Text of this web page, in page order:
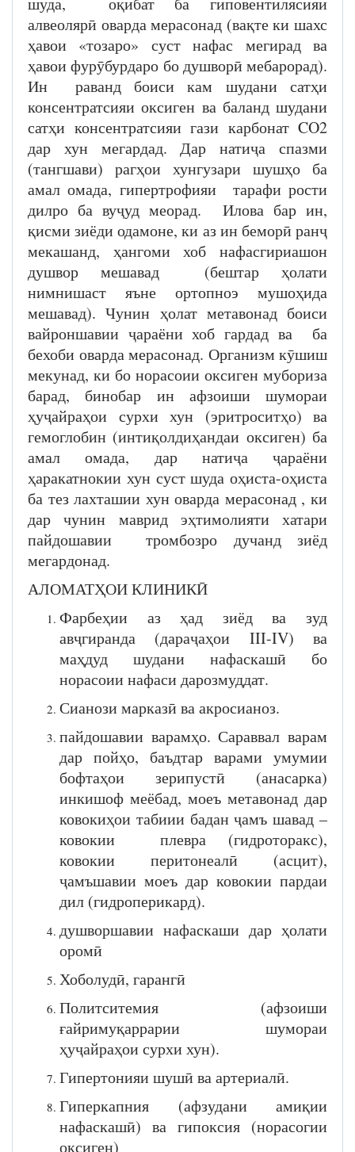
алвеолярӣ оварда мерасонад (вақте ки шахс
ҳавои «тозаро» суст нафас мегирад ва
ҳавои фурӯбурдаро бо душворӣ мебарорад).
Ин раванд боиси кам шудани сатҳи
консентратсияи оксиген ва баланд шудани
сатҳи консентратсияи гази карбонат CO2
дар хун мегардад. Дар натиҷа спазми
(тангшави) рагҳои хунгузари шушҳо ба
амал омада, гипертрофияи тарафи рости
дилро ба вуҷуд меорад. Илова бар ин,
қисми зиёди одамоне, ки аз ин беморӣ ранҷ
мекашанд, ҳангоми хоб нафасгириашон
душвор мешавад (бештар ҳолати
нимнишаст яъне ортопноэ мушоҳида
мешавад). Чунин ҳолат метавонад боиси
вайроншавии ҷараёни хоб гардад ва ба
бехоби оварда мерасонад. Организм кӯшиш
мекунад, ки бо норасоии оксиген мубориза
барад, бинобар ин афзоиши шумораи
ҳуҷайраҳои сурхи хун (эритроситҳо) ва
гемоглобин (интиқолдиҳандаи оксиген) ба
амал омада, дар натиҷа ҷараёни
ҳаракатнокии хун суст шуда оҳиста-оҳиста
ба тез лахташии хун оварда мерасонад , ки
дар чунин маврид эҳтимолияти хатари
пайдошавии тромбозро дучанд зиёд
мегардонад.
АЛОМАТҲОИ КЛИНИКӢ
Фарбеҳии аз ҳад зиёд ва зуд
авҷгиранда (дараҷаҳои III-IV) ва
маҳдуд шудани нафаскашӣ бо
норасоии нафаси дарозмуддат.
Сианози марказӣ ва акросианоз.
пайдошавии варамҳо. Сараввал варам
дар пойҳо, баъдтар варами умумии
бофтаҳои зерипустӣ (анасарка)
инкишоф меёбад, моеъ метавонад дар
ковокиҳои табиии бадан ҷамъ шавад –
ковокии плевра (гидроторакс),
ковокии перитонеалӣ (асцит),
ҷамъшавии моеъ дар ковокии пардаи
дил (гидроперикард).
душворшавии нафаскаши дар ҳолати
оромӣ
Хоболудӣ, гарангӣ
Политситемия (афзоиши
ғайримуқаррарии шумораи
ҳуҷайраҳои сурхи хун).
Гипертонияи шушӣ ва артериалӣ.
Гиперкапния (афзудани амиқии
нафаскашӣ) ва гипоксия (норасогии
оксиген)